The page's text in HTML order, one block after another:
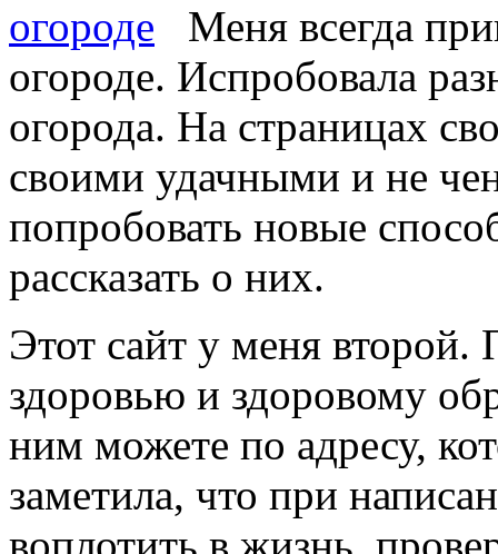
Меня всегда
огороде. Испробовала
огорода. На страницах
своими удачными и не
попробовать новые
рассказать о них.
Этот сайт у меня
здоровью и здоровому
ним можете по адресу,
заметила, что при
воплотить в жизнь,